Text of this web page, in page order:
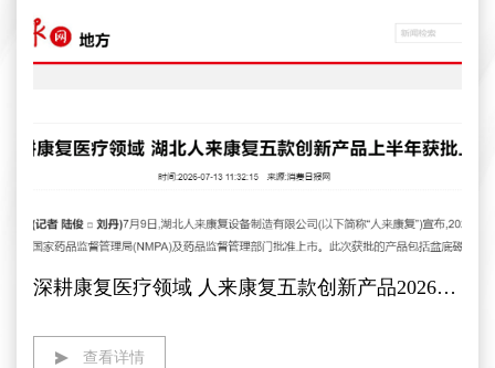
深耕康复医疗领域 人来康复五款创新产品2026年上半年获准上市
查看详情